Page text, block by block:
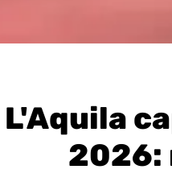
L'Aquila
2026: